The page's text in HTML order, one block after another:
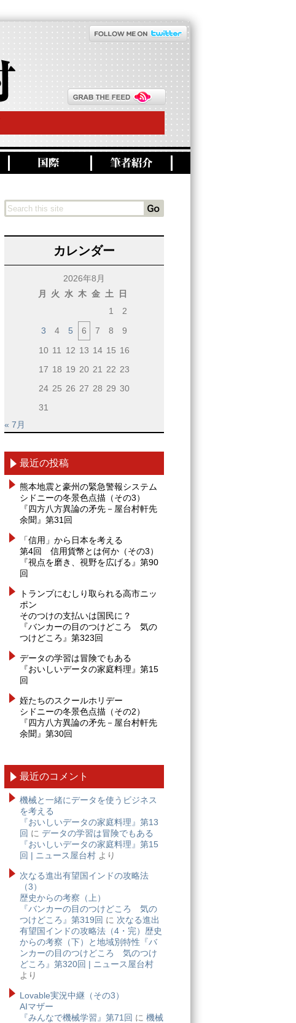
カレンダー
2026年8月
月
火 水 木 金 土
日
1
2
3
4 5 6 7 8
9
10 11 12 13 14 15 16
17 18 19 20 21 22 23
24 25 26 27 28 29 30
31
« 7月
最近の投稿
熊本地震と豪州の緊急警報システム
シドニーの冬景色点描（その3）
『四方八方異論の矛先－屋台村軒先
余聞』第31回
「信用」から日本を考える
第4回 信用貨幣とは何か（その3）
『視点を磨き、視野を広げる』第90
回
トランプにむしり取られる高市ニッ
ポン
そのつけの支払いは国民に？
『バンカーの目のつけどころ 気の
つけどころ』第323回
データの学習は冒険でもある
『おいしいデータの家庭料理』第15
回
姪たちのスクールホリデー
シドニーの冬景色点描（その2）
『四方八方異論の矛先－屋台村軒先
余聞』第30回
最近のコメント
機械と一緒にデータを使うビジネス
を考える
『おいしいデータの家庭料理』第13
回 に データの学習は冒険でもある
『おいしいデータの家庭料理』第15
回 | ニュース屋台村 より
次なる進出有望国インドの攻略法
（3）
歴史からの考察（上）
『バンカーの目のつけどころ 気の
つけどころ』第319回 に 次なる進出
有望国インドの攻略法（4・完）歴史
からの考察（下）と地域別特性『バ
ンカーの目のつけどころ 気のつけ
どころ』第320回 | ニュース屋台村
より
Lovable実況中継（その3）
AIマザー
『みんなで機械学習』第71回 に 機械